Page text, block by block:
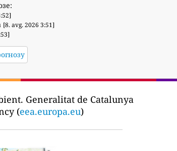
[8. avg. 2026 3:51]
Generalitat de Catalunya
(eea.europa.eu)